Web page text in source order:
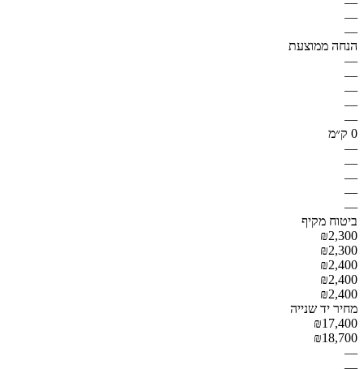
—
—
הנחה ממוצעת
—
—
—
—
—
0 ק״מ
—
—
—
—
—
ביטוח מקיף
₪2,300
₪2,300
₪2,400
₪2,400
₪2,400
מחיר יד שנייה
₪17,400
₪18,700
—